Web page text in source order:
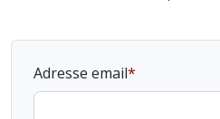
Adresse email